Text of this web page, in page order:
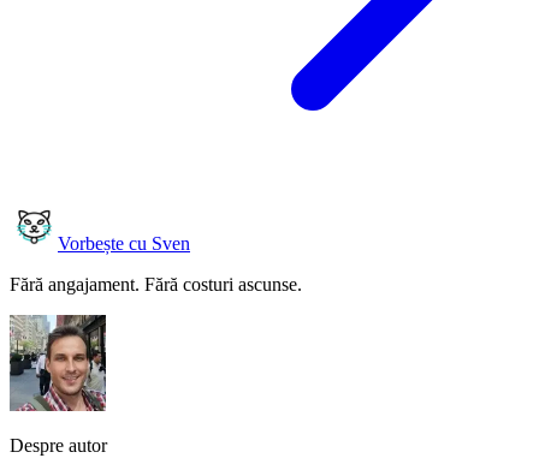
Vorbește cu Sven
Fără angajament. Fără costuri ascunse.
Despre autor